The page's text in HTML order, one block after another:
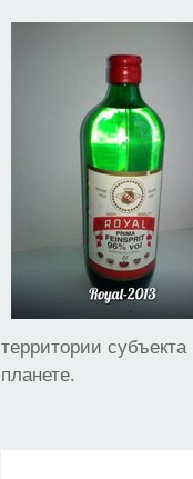
территории
планете.